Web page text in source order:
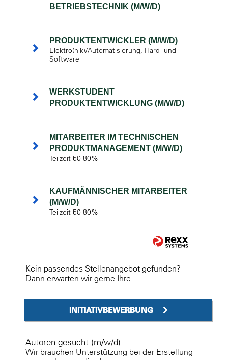
BETRIEBSTECHNIK (M/W/D)
PRODUKTENTWICKLER (M/W/D)
Elektro(nik)/Automatisierung, Hard- und
Software
WERKSTUDENT
PRODUKTENTWICKLUNG (M/W/D)
MITARBEITER IM TECHNISCHEN
PRODUKTMANAGEMENT (M/W/D)
Teilzeit 50-80%
KAUFMÄNNISCHER MITARBEITER
(M/W/D)
Teilzeit 50-80%
Kein passendes Stellenangebot gefunden?
Dann erwarten wir gerne Ihre
INITIATIVBEWERBUNG
Autoren gesucht (m/w/d)
Wir brauchen Unterstützung bei der Erstellung